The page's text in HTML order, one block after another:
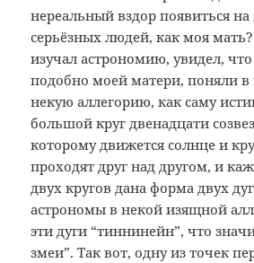
нереальный вздор появиться на
серьёзных людей, как моя
изучал астрономию, увидел,
подобно моей матери, поняли
некую аллегорию, как саму
большой круг двенадцати
которому движется солнце и
проходят друг над другом, и
двух кругов дана форма двух
астрономы в некой изящной
эти дуги “тиннинейн”, что
змеи”. Так вот, одну из точек